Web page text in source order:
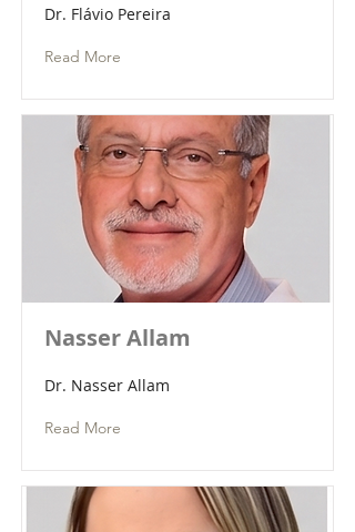
Dr. Flávio Pereira
Read More
Nasser Allam
Dr. Nasser Allam
Read More